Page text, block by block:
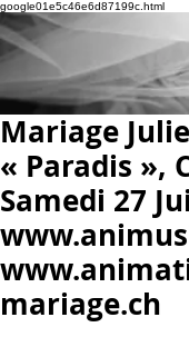
google01e5c46e6d87199c.html
Mariage
« Paradis »,
Samedi 27
mariage.ch